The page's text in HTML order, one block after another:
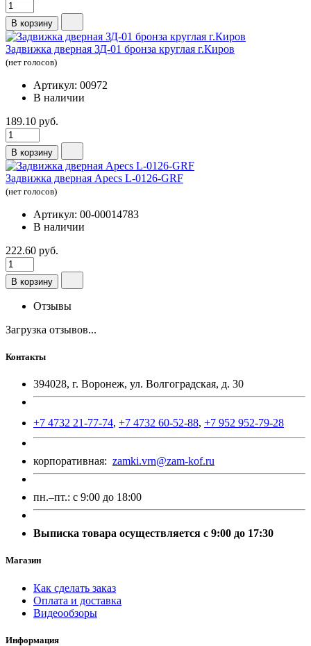
В корзину
Задвижка дверная ЗД-01 бронза круглая г.Киров
(нет голосов)
Артикул: 00972
В наличии
189.10 руб.
В корзину
Задвижка дверная Apecs L-0126-GRF
(нет голосов)
Артикул: 00-00014783
В наличии
222.60 руб.
В корзину
Отзывы
Загрузка отзывов...
Контакты
394028, г. Воронеж, ул. Волгоградская, д. 30
+7 4732 21-77-74, +7 4732 60-52-88, +7 952 952-79-28
корпоративная: zamki.vrn@zam-kof.ru
пн.–пт.: с 9:00 до 18:00
Выписка товара осуществляется с 9:00 до 17:30
Магазин
Как сделать заказ
Оплата и доставка
Видеообзоры
Информация